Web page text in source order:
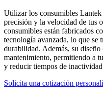
Utilizar los consumibles
precisión y la velocidad de tus
consumibles están fabricados
tecnología avanzada, lo que se
durabilidad. Además, su
mantenimiento, permitiendo a
y reducir tiempos de
Solicita una cotización